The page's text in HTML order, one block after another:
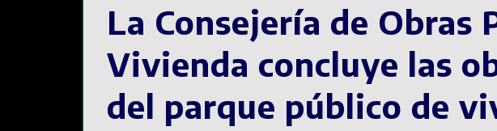
La Consejería de Obras
Vivienda concluye las
del parque público de